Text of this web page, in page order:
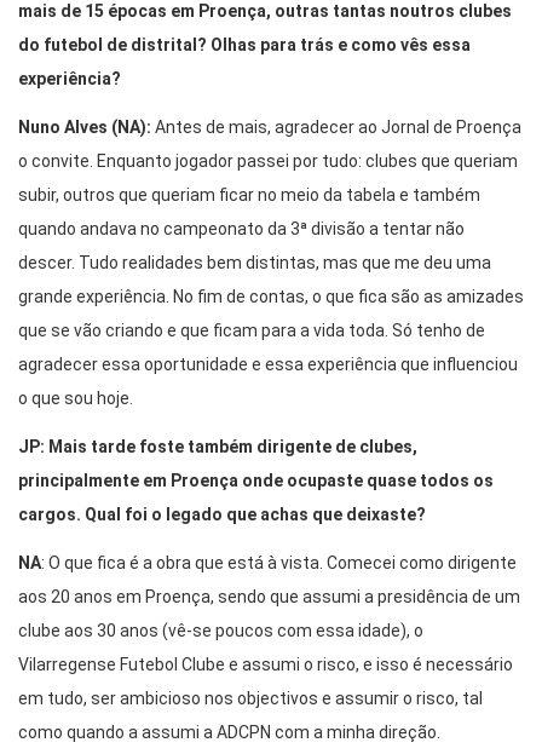
mais de 15 épocas em Proença, outras tantas noutros clubes
do futebol de distrital? Olhas para trás e como vês essa
experiência?
Nuno Alves (NA): Antes de mais, agradecer ao Jornal de Proença
o convite. Enquanto jogador passei por tudo: clubes que queriam
subir, outros que queriam ficar no meio da tabela e também
quando andava no campeonato da 3ª divisão a tentar não
descer. Tudo realidades bem distintas, mas que me deu uma
grande experiência. No fim de contas, o que fica são as amizades
que se vão criando e que ficam para a vida toda. Só tenho de
agradecer essa oportunidade e essa experiência que influenciou
o que sou hoje.
JP: Mais tarde foste também dirigente de clubes,
principalmente em Proença onde ocupaste quase todos os
cargos. Qual foi o legado que achas que deixaste?
NA: O que fica é a obra que está à vista. Comecei como dirigente
aos 20 anos em Proença, sendo que assumi a presidência de um
clube aos 30 anos (vê-se poucos com essa idade), o
Vilarregense Futebol Clube e assumi o risco, e isso é necessário
em tudo, ser ambicioso nos objectivos e assumir o risco, tal
como quando a assumi a ADCPN com a minha direção.